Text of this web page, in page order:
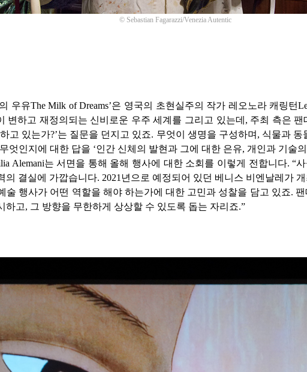
© Sebastian Fagarazzi/Venezia Autentic
우유The Milk of Dreams’은 영국의 초현실주의 작가 레오노라 캐링턴
변하고 재정의되는 신비로운 우주 세계를 그리고 있는데 , 주최 측은 팬
고 있는가?’는 질문을 던지고 있죠. 무엇이 생명을 구성하며 , 식물과 동
엇인지에 대한 답을 ‘인간 신체의 발현과 그에 대한 은유,개인과 기술의
Alemani는 서면을 통해 올해 행사에 대한 소회를 이렇게 전합니다. “
의 결실에 가깝습니다. 2021년으로 예정되어 있던 베니스 비엔날레가
술 행사가 어떤 역할을 해야 하는가에 대한 고민과 성찰을 담고 있죠.
하고, 그 방향을 무한하게 상상할 수 있도록 돕는 자리죠.”